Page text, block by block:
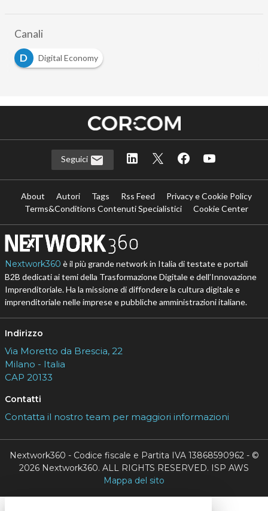
Canali
D
Digital Economy
Seguici
About Autori Tags Rss Feed
Privacy e Cookie Policy
Terms&Conditions Contenuti Specialistici
Cookie Center
Nextwork360 è il più grande network in Italia di testate e portali
B2B dedicati ai temi della Trasformazione Digitale e dell’Innovazione
Imprenditoriale. Ha la missione di diffondere la cultura digitale e
imprenditoriale nelle imprese e pubbliche amministrazioni italiane.
Indirizzo
Via Moretto da Brescia, 22
Milano - Italia
CAP 20133
Contatti
Contatta il nostro team per maggiori informazioni
Nextwork360 - Codice fiscale e Partita IVA 13868590962 - ©
2026 Nextwork360. ALL RIGHTS RESERVED. ISP AWS
Mappa del sito